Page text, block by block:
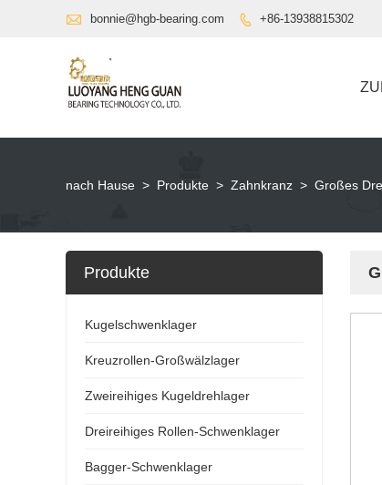
 bonnie@hgb-bearing.com  +86-13938815302
nach Hause > Produkte > Zahnkranz > Großes
Produkte
Kugelschwenklager
Kreuzrollen-Großwälzlager
Zweireihiges Kugeldrehlager
Dreireihiges Rollen-Schwenklager
Bagger-Schwenklager